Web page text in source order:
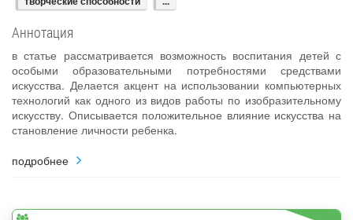
Аннотация
в статье рассматривается возможность воспитания детей с
особыми образовательными потребностями средствами
искусства. Делается акцент на использовании компьютерных
технологий как одного из видов работы по изобразительному
искусству. Описывается положительное влияние искусства на
становление личности ребенка.
подробнее